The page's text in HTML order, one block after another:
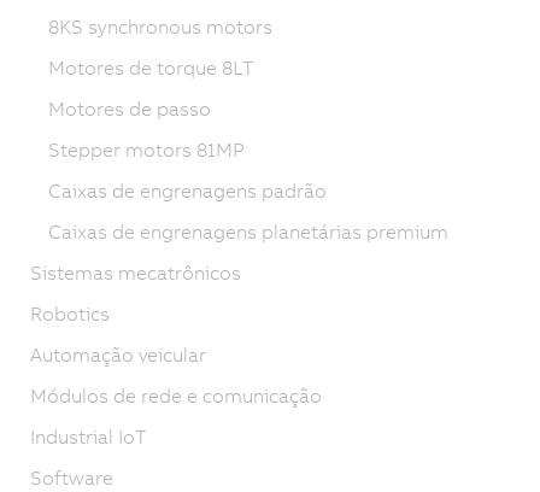
8KS synchronous motors
Motores de torque 8LT
Motores de passo
Stepper motors 81MP
Caixas de engrenagens padrão
Caixas de engrenagens planetárias premium
Sistemas mecatrônicos
Robotics
Automação veicular
Módulos de rede e comunicação
Industrial IoT
Software